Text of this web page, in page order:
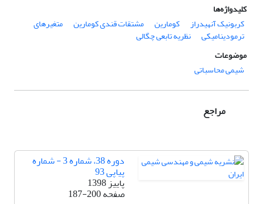
کلیدواژه‌ها
کربونیک آنهیدراز
کومارین مشتقات قندی کومارین متغیرهای
ترمودینامیکی
نظریه تابعی چگالی
موضوعات
شیمی محاسباتی
مراجع
دوره 38، شماره 3 - شماره
پیاپی 93
پاییز 1398
صفحه187-200